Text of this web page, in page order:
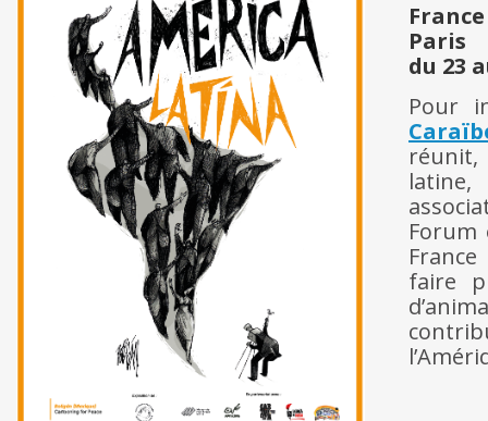
France
Paris
du 23
Pour
réunit,
Forum
faire